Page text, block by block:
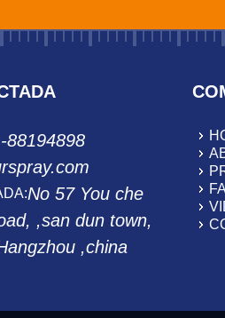
88194898
No 57 You che
,san dun town,
,china